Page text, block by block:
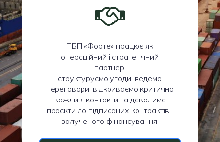
ПБП «Форте» працює як
операційний і стратегічний
партнер:
структуруємо угоди, ведемо
переговори, відкриваємо критично
важливі контакти та доводимо
проєкти до підписаних контрактів і
залученого фінансування.